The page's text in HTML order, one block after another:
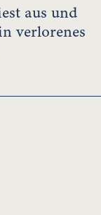
aus und
verlorenes